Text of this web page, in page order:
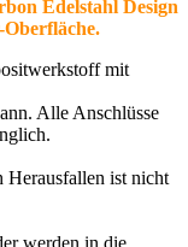
Edelstahl Design
mit
Alle Anschlüsse
Herausfallen ist nicht
werden in die